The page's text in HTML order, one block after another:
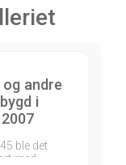
andre
i
ble det
med…